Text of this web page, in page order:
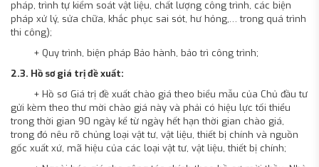
pháp, trình tự kiểm soát vật liệu, chất lượng công trình, các biện
pháp xử lý, sửa chữa, khắc phục sai sót, hư hỏng,… trong quá trình
thi công);
+ Quy trình, biện pháp Bảo hành, bảo trì công trình;
2.3. Hồ sơ giá trị đề xuất:
+ Hồ sơ Giá trị đề xuất chào giá theo biểu mẫu của Chủ đầu tư
gửi kèm theo thư mời chào giá này và phải có hiệu lực tối thiểu
trong thời gian 90 ngày kể từ ngày hết hạn thời gian chào giá,
trong đó nêu rõ chủng loại vật tư, vật liệu, thiết bị chính và nguồn
gốc xuất xứ, mã hiệu của các loại vật tư, vật liệu, thiết bị chính;